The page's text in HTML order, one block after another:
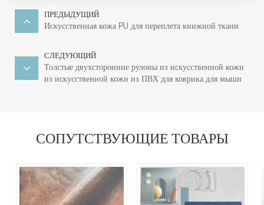
ПРЕДЫДУЩИЙ
Искусственная кожа PU для переплета книжной ткани
СЛЕДУЮЩИЙ
Толстые двухсторонние рулоны из искусственной кожи
из искусственной кожи из ПВХ для коврика для мыши
СОПУТСТВУЮЩИЕ ТОВАРЫ